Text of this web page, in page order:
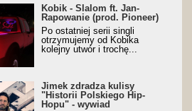
- Slalom ft. Jan-
(prod. Pioneer)
Music Visualiser]
Kobik - Slalom ft. Jan-
Rapowanie (prod. Pioneer)
Po ostatniej serii singli
otrzymujemy od Kobika
kolejny utwór i trochę...
zdradza kulisy "Historii
Hip-Hopu" - wywiad
Jimek zdradza kulisy
"Historii Polskiego Hip-
Hopu" - wywiad